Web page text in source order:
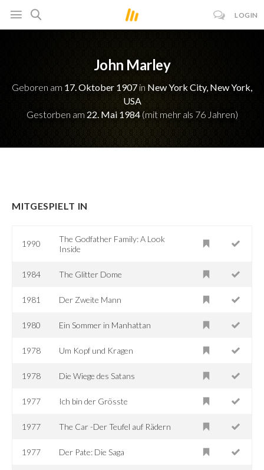
LOGIN
John Marley
Geboren am 17. Oktober 1907 in New York City, New York,
USA
Gestorben am 22. Mai 1984(mit mehr als 76 Jahren)
MITGESPIELT IN
1990
The Godfather Family: A Look
Inside
1984 The Glitter Dome
1981 Der Zweite Mann
1980 Ein Sommer in Manhattan
1978 Um Kopf und Kragen
1978 Die Wiege des Satans
1977 Ich bin der Grösste
1977 The Car -Der Teufel auf Rädern
1977 Der Pate: Die Saga